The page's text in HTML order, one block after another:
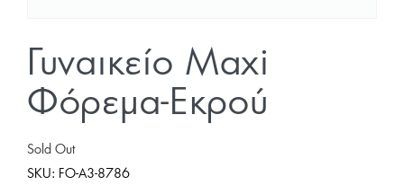
Γυναικείο Maxi
Φόρεμα-Εκρού
Sold Out
SKU: FO-A3-8786